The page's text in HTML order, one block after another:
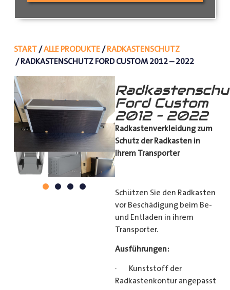
START/ALLE PRODUKTE/RADKASTENSCHUTZ
/ RADKASTENSCHUTZ FORD CUSTOM 2012 – 2022
Ford Custom
2012 – 2022
Radkastenverkleidung zum
Schutz der Radkasten in
Ihrem Transporter
Schützen Sie den Radkasten
vor Beschädigung beim Be-
und Entladen in ihrem
Transporter.
Ausführungen:
· Kunststoff der
Radkastenkontur angepasst